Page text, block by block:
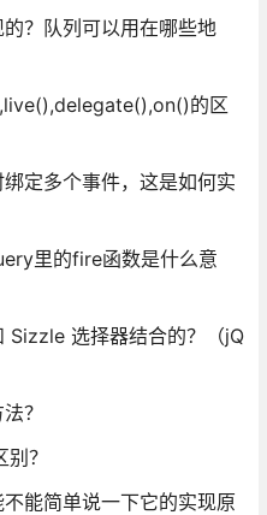
？队列可以用在哪些地
的区
定多个事件，这是如何实
里的fire函数是什么意
Sizzle 选择器结合的？（jQ
？
？
能简单说一下它的实现原